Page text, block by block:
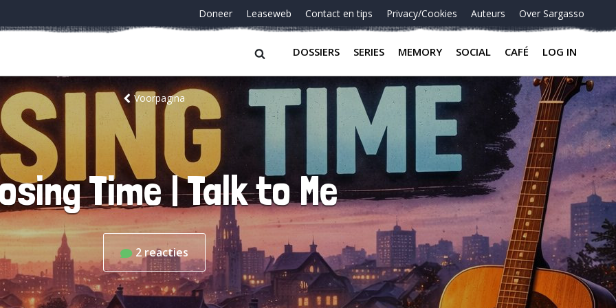
Doneer Leaseweb Contact en tips Privacy/Cookies Auteurs Over Sargasso
DOSSIERS SERIES MEMORY SOCIAL CAFÉ LOG IN
Voorpagina
Time | Talk to Me
2 reacties